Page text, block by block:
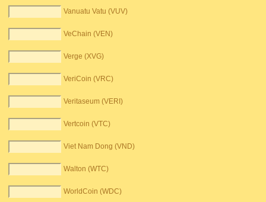
Vanuatu Vatu (VUV)
VeChain (VEN)
Verge (XVG)
VeriCoin (VRC)
Veritaseum (VERI)
Vertcoin (VTC)
Viet Nam Dong (VND)
Walton (WTC)
WorldCoin (WDC)